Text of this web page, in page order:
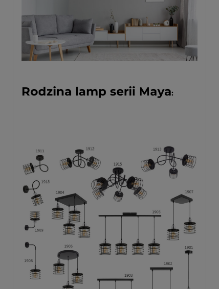
Rodzina lamp serii Maya: